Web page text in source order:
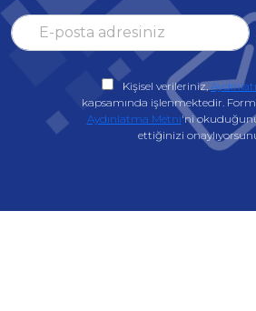
Kişisel verileriniz,
kapsamında işlenmektedir.
Aydınlatma Metni'ni
ettiğinizi